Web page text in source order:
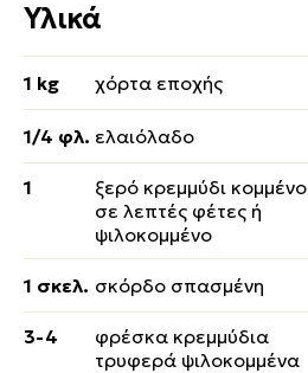
Υλικά
1 kg χόρτα εποχής
1/4 φλ. ελαιόλαδο
1
ξερό κρεμμύδι κομμένο
σε λεπτές φέτες ή
ψιλοκομμένο
1 σκελ. σκόρδο σπασμένη
3-4
φρέσκα κρεμμύδια
τρυφερά ψιλοκομμένα